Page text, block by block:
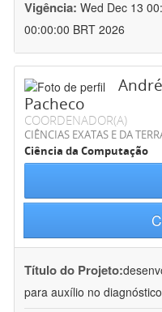
Vigência: Wed Dec 13
00:00:00 BRT 2026
Pacheco
COORDENADOR(A)
CIÊNCIAS EXATAS E DA
Ciência da Computação
Título do Projeto:
para auxílio no